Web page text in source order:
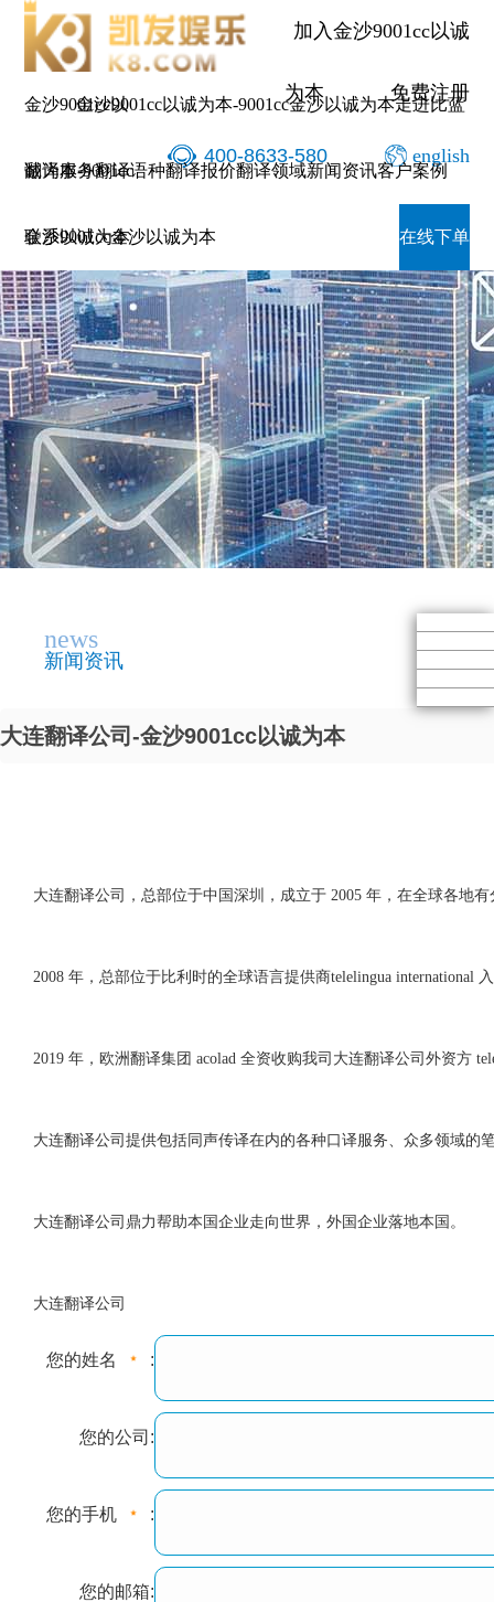
加入金沙9001cc以诚
为本 免费注册
400-8633-580 english
金沙9001cc以
诚为本-9001cc
金沙以诚为本
金沙9001cc以诚为本-9001cc金沙以诚为本走进比蓝
翻译服务翻译语种翻译报价翻译领域新闻资讯客户案例
联系9001cc金沙以诚为本 在线下单
news
新闻资讯
大连翻译公司-金沙9001cc以诚为本
大连翻译公司，总部位于中国深圳，成立于 2005 年，在全球各地
2008 年，总部位于比利时的全球语言提供商telelingua international
2019 年，欧洲翻译集团 acolad 全资收购我司大连翻译公司外资方
大连翻译公司提供包括同声传译在内的各种口译服务、众多领域
大连翻译公司鼎力帮助本国企业走向世界，外国企业落地本国。
大连翻译公司
您的姓名 :
您的公司:
您的手机 :
您的邮箱: